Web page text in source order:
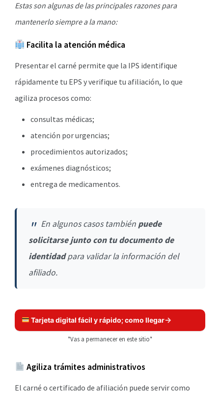
Estas son algunas de las principales razones para
mantenerlo siempre a la mano:
Facilita la atención médica
Presentar el carné permite que la IPS identifique
rápidamente tu EPS y verifique tu afiliación, lo que
agiliza procesos como:
consultas médicas;
atención por urgencias;
procedimientos autorizados;
exámenes diagnósticos;
entrega de medicamentos.
En algunos casos también puede
solicitarse junto con tu documento de
identidadpara validar la información del
afiliado.
Tarjeta digital fácil y rápido; como llegar
*Vas a permanecer en este sitio*
Agiliza trámites administrativos
El carné o certificado de afiliación puede servir como